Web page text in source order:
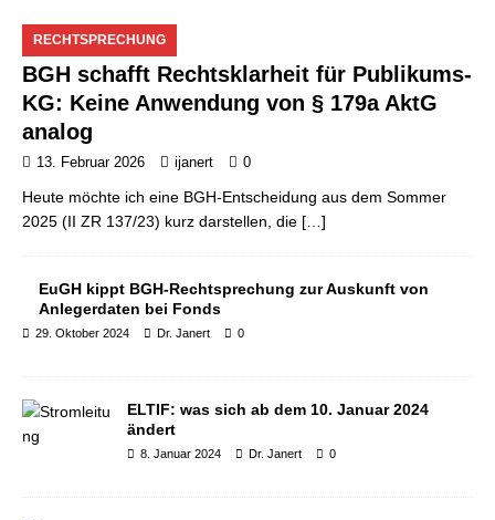
RECHTSPRECHUNG
BGH schafft Rechtsklarheit für Publikums-
KG: Keine Anwendung von § 179a AktG
analog
13. Februar 2026 ijanert 0
Heute möchte ich eine BGH-Entscheidung aus dem Sommer
2025 (II ZR 137/23) kurz darstellen, die […]
EuGH kippt BGH-Rechtsprechung zur Auskunft von
Anlegerdaten bei Fonds
29. Oktober 2024 Dr. Janert 0
ELTIF: was sich ab dem 10. Januar 2024
ändert
8. Januar 2024 Dr. Janert 0